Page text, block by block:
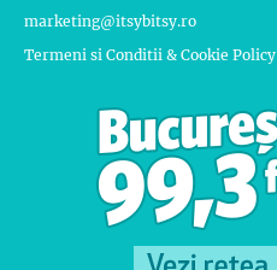
marketing@itsybitsy.ro
Termeni si Conditii & Cookie Policy